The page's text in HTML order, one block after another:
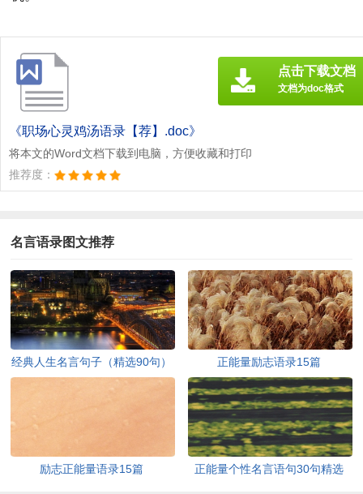
《职场心灵鸡汤语录【荐】.doc》
将本文的Word文档下载到电脑，方便收藏和打印
推荐度：
点击下载文档
文档为doc格式
名言语录图文推荐
经典人生名言句子（精选90句） 正能量励志语录15篇
励志正能量语录15篇 正能量个性名言语句30句精选